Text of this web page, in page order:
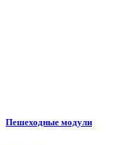
Пешеходные модули